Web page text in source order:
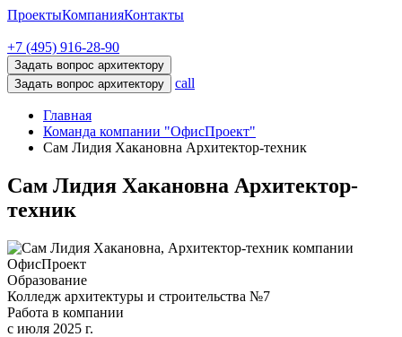
ПроектыКомпанияКонтакты
+7 (495) 916-28-90
Задать вопрос архитектору
Задать вопрос архитектору
call
Главная
Команда компании "ОфисПроект"
Сам Лидия Хакановна Архитектор-техник
Сам Лидия Хакановна Архитектор-
техник
Образование
Колледж архитектуры и строительства №7
Работа в компании
с июля 2025 г.